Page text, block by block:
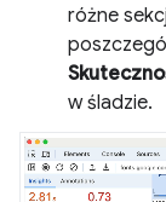
różne
w śladzie.